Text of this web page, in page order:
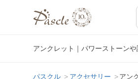
アンクレット｜パワーストーン
パスクル アクセサリー アン